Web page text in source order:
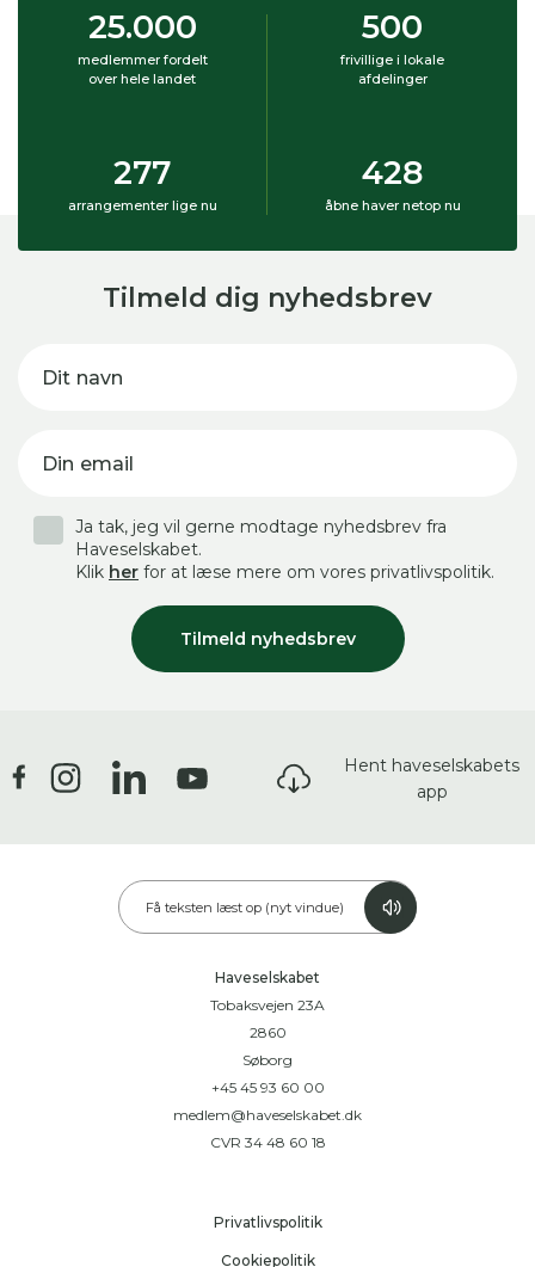
25.000
medlemmer fordelt
over hele landet
500
frivillige i lokale
afdelinger
277
arrangementer lige nu
428
åbne haver netop nu
Tilmeld dig nyhedsbrev
Dit navn
Din email
Tilmeld nyhedsbrev
Ja tak, jeg vil gerne modtage nyhedsbrev fra
Haveselskabet.
Klik her for at læse mere om vores privatlivspolitik.
Hent haveselskabets
app
Få teksten læst op (nyt vindue)
Haveselskabet
Tobaksvejen 23A
2860
Søborg
+45 45 93 60 00
medlem@haveselskabet.dk
CVR 34 48 60 18
Privatlivspolitik
Cookiepolitik